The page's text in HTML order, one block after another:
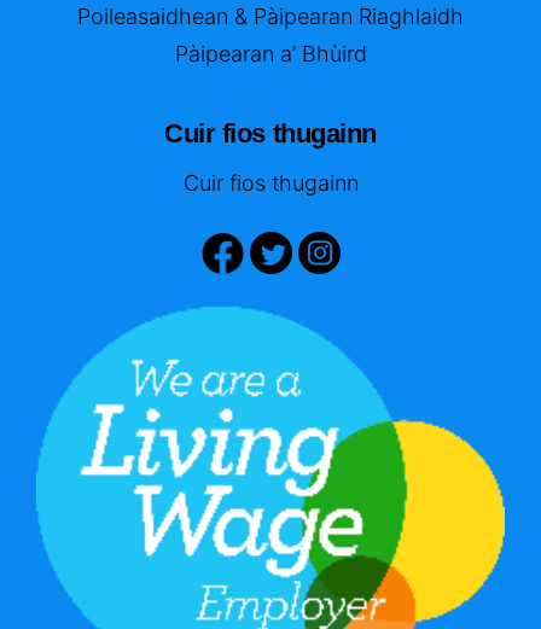
Poileasaidhean & Pàipearan Riaghlaidh
Pàipearan a’ Bhùird
Cuir fios thugainn
Cuir fios thugainn